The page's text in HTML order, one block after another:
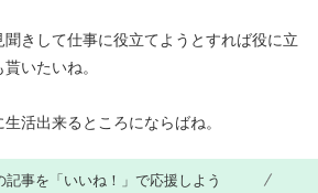
きして仕事に役立てようとすれば役に立
いたいね。
活出来るところにならばね。
記事を「いいね！」で応援しよう